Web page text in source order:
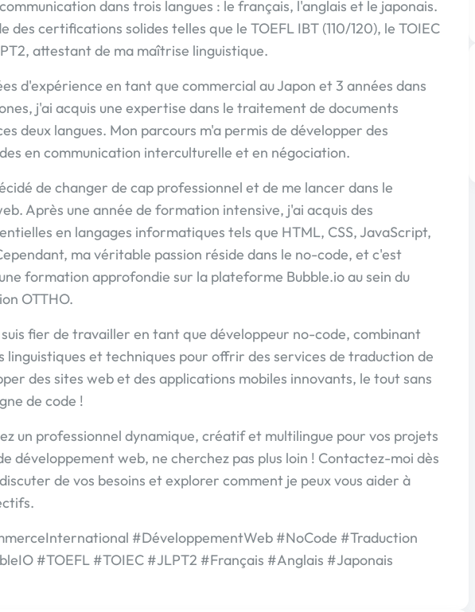
dans trois langues : le français, l'anglais et le japonais.
des certifications solides telles que le TOEFL IBT (110/120), le TOIEC
attestant de ma maîtrise linguistique.
d'expérience en tant que commercial au Japon et 3 années dans
j'ai acquis une expertise dans le traitement de documents
deux langues. Mon parcours m'a permis de développer des
en communication interculturelle et en négociation.
de changer de cap professionnel et de me lancer dans le
Après une année de formation intensive, j'ai acquis des
en langages informatiques tels que HTML, CSS, JavaScript,
ma véritable passion réside dans le no-code, et c'est
formation approfondie sur la plateforme Bubble.io au sein du
OTTHO.
fier de travailler en tant que développeur no-code, combinant
linguistiques et techniques pour offrir des services de traduction de
des sites web et des applications mobiles innovants, le tout sans
de code !
un professionnel dynamique, créatif et multilingue pour vos projets
développement web, ne cherchez pas plus loin ! Contactez-moi dès
de vos besoins et explorer comment je peux vous aider à
#DéveloppementWeb #NoCode #Traduction
#TOEFL #TOIEC #JLPT2 #Français #Anglais #Japonais